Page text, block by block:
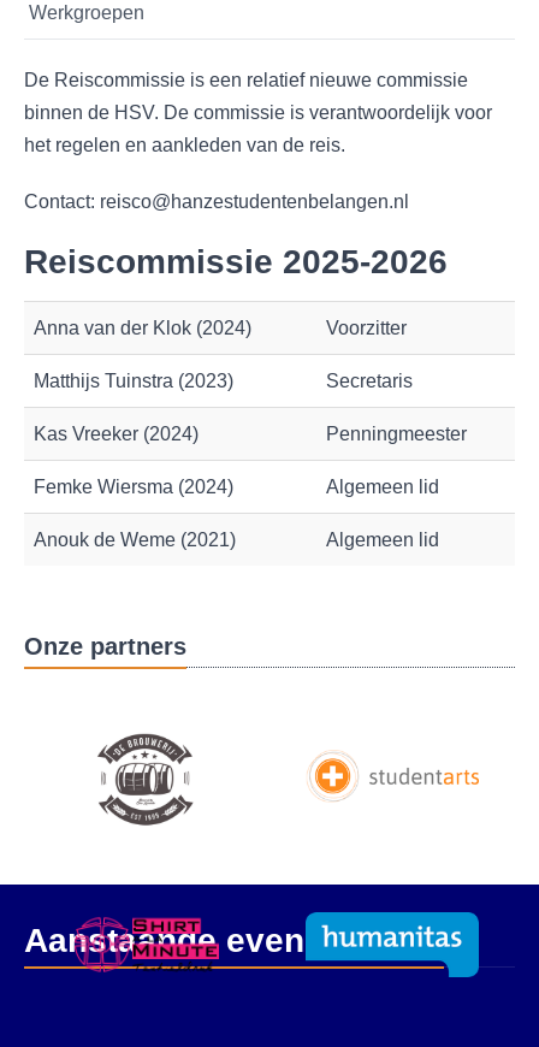
Werkgroepen
De Reiscommissie is een relatief nieuwe commissie
binnen de HSV. De commissie is verantwoordelijk voor
het regelen en aankleden van de reis.
Contact: reisco@hanzestudentenbelangen.nl
Reiscommissie 2025-2026
Anna van der Klok (2024) Voorzitter
Matthijs Tuinstra (2023) Secretaris
Kas Vreeker (2024) Penningmeester
Femke Wiersma (2024) Algemeen lid
Anouk de Weme (2021) Algemeen lid
Onze partners
Aanstaande evenementen